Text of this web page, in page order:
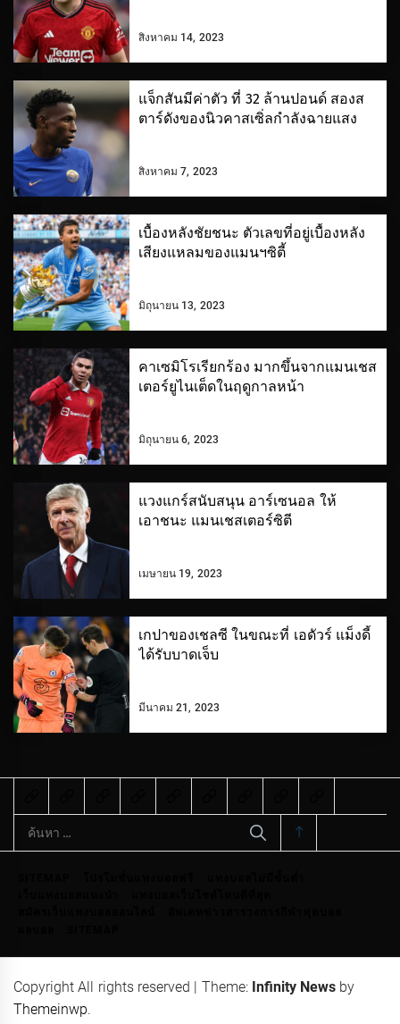
สิงหาคม 14, 2023
แจ็กสันมีค่าตัว ที่ 32 ล้านปอนด์ สองส
ตาร์ดังของนิวคาสเซิ่ลกำลังฉายแสง
สิงหาคม 7, 2023
เบื้องหลังชัยชนะ ตัวเลขที่อยู่เบื้องหลัง
เสียงแหลมของแมนฯซิตี้
มิถุนายน 13, 2023
คาเซมิโรเรียกร้อง มากขึ้นจากแมนเชส
เตอร์ยูไนเต็ดในฤดูกาลหน้า
มิถุนายน 6, 2023
แวงแกร์สนับสนุน อาร์เซนอล ให้
เอาชนะ แมนเชสเตอร์ซิตี
เมษายน 19, 2023
เกปาของเชลซี ในขณะที่ เอดัวร์ แม็งดี้
ได้รับบาดเจ็บ
มีนาคม 21, 2023
ค้นหา
สำหรับ:
Copyright All rights reserved | Theme: Infinity News by
Themeinwp.